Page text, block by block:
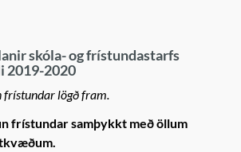
skóla- og frístundastarfs
2019-2020
lögð fram.
frístundar samþykkt með öllum